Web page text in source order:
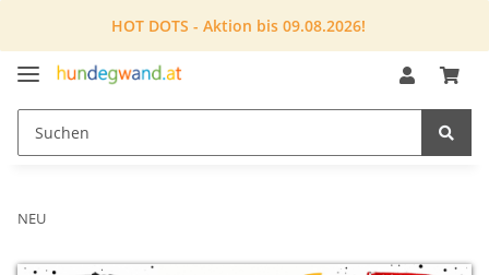
HOT DOTS - Aktion bis 09.08.2026!
NEU